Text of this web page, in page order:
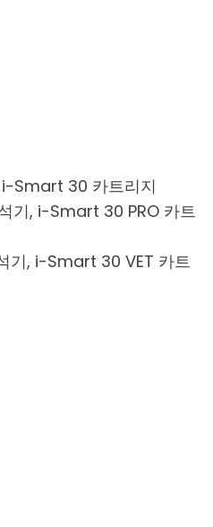
Smart 30 카트리지
기, i-Smart 30 PRO 카트
기, i-Smart 30 VET 카트